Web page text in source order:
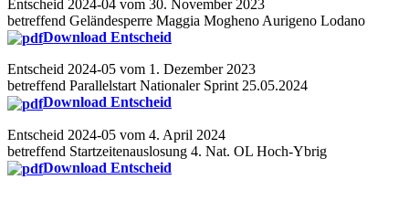
Entscheid 2024-04 vom 30. November 2023
betreffend Geländesperre Maggia Mogheno Aurigeno Lodano
Download Entscheid
Entscheid 2024-05 vom 1. Dezember 2023
betreffend Parallelstart Nationaler Sprint 25.05.2024
Download Entscheid
Entscheid 2024-05 vom 4. April 2024
betreffend Startzeitenauslosung 4. Nat. OL Hoch-Ybrig
Download Entscheid